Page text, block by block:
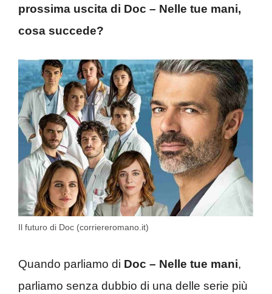
prossima uscita di Doc – Nelle tue mani,
cosa succede?
Il futuro di Doc (corriereromano.it)
Quando parliamo di Doc – Nelle tue mani,
parliamo senza dubbio di una delle serie più